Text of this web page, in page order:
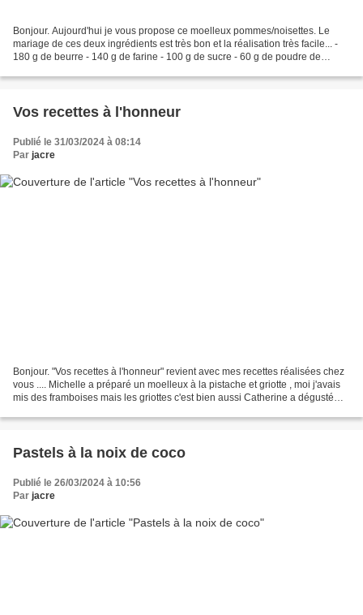
Bonjour. Aujourd'hui je vous propose ce moelleux pommes/noisettes. Le
mariage de ces deux ingrédients est très bon et la réalisation très facile... -
180 g de beurre - 140 g de farine - 100 g de sucre - 60 g de poudre de
Vos recettes à l'honneur
Publié le 31/03/2024 à 08:14
Par jacre
Bonjour. "Vos recettes à l'honneur" revient avec mes recettes réalisées chez
vous .... Michelle a préparé un moelleux à la pistache et griotte , moi j'avais
mis des framboises mais les griottes c'est bien aussi Catherine a dégusté
Pastels à la noix de coco
Publié le 26/03/2024 à 10:56
Par jacre